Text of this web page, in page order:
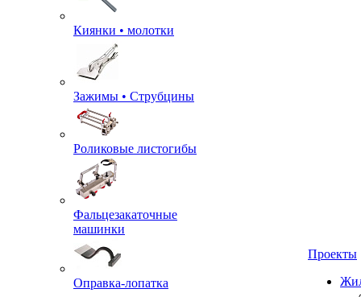
Киянки • молотки
Зажимы • Струбцины
Роликовые листогибы
Фальцезакаточные
машинки
Оправка-лопатка
Проекты